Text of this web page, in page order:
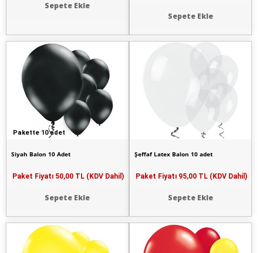
Sepete Ekle
Sepete Ekle
Pakette 10 adet
Siyah Balon 10 Adet
Paket Fiyatı 50,00 TL (KDV Dahil)
Sepete Ekle
Şeffaf Latex Balon 10 adet
Paket Fiyatı 95,00 TL (KDV Dahil)
Sepete Ekle